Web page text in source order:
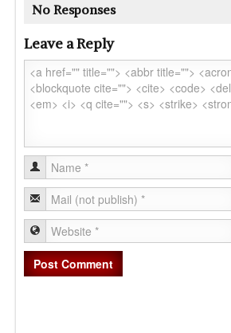
No Responses
Leave a Reply